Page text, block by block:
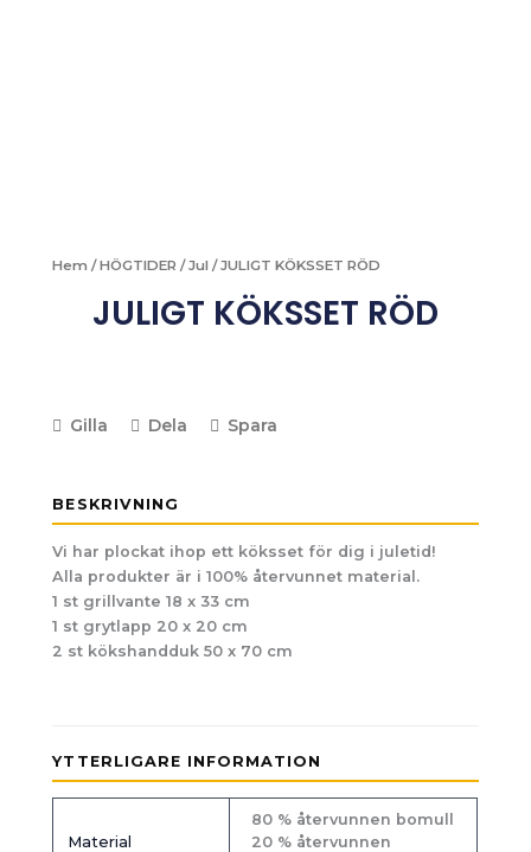
Hem /HÖGTIDER /Jul / JULIGT KÖKSSET RÖD
JULIGT KÖKSSET RÖD
Gilla Dela Spara
BESKRIVNING
Vi har plockat ihop ett köksset för dig i juletid!
Alla produkter är i 100% återvunnet material.
1 st grillvante 18 x 33 cm
1 st grytlapp 20 x 20 cm
2 st kökshandduk 50 x 70 cm
YTTERLIGARE INFORMATION
Material
80 % återvunnen bomull
20 % återvunnen